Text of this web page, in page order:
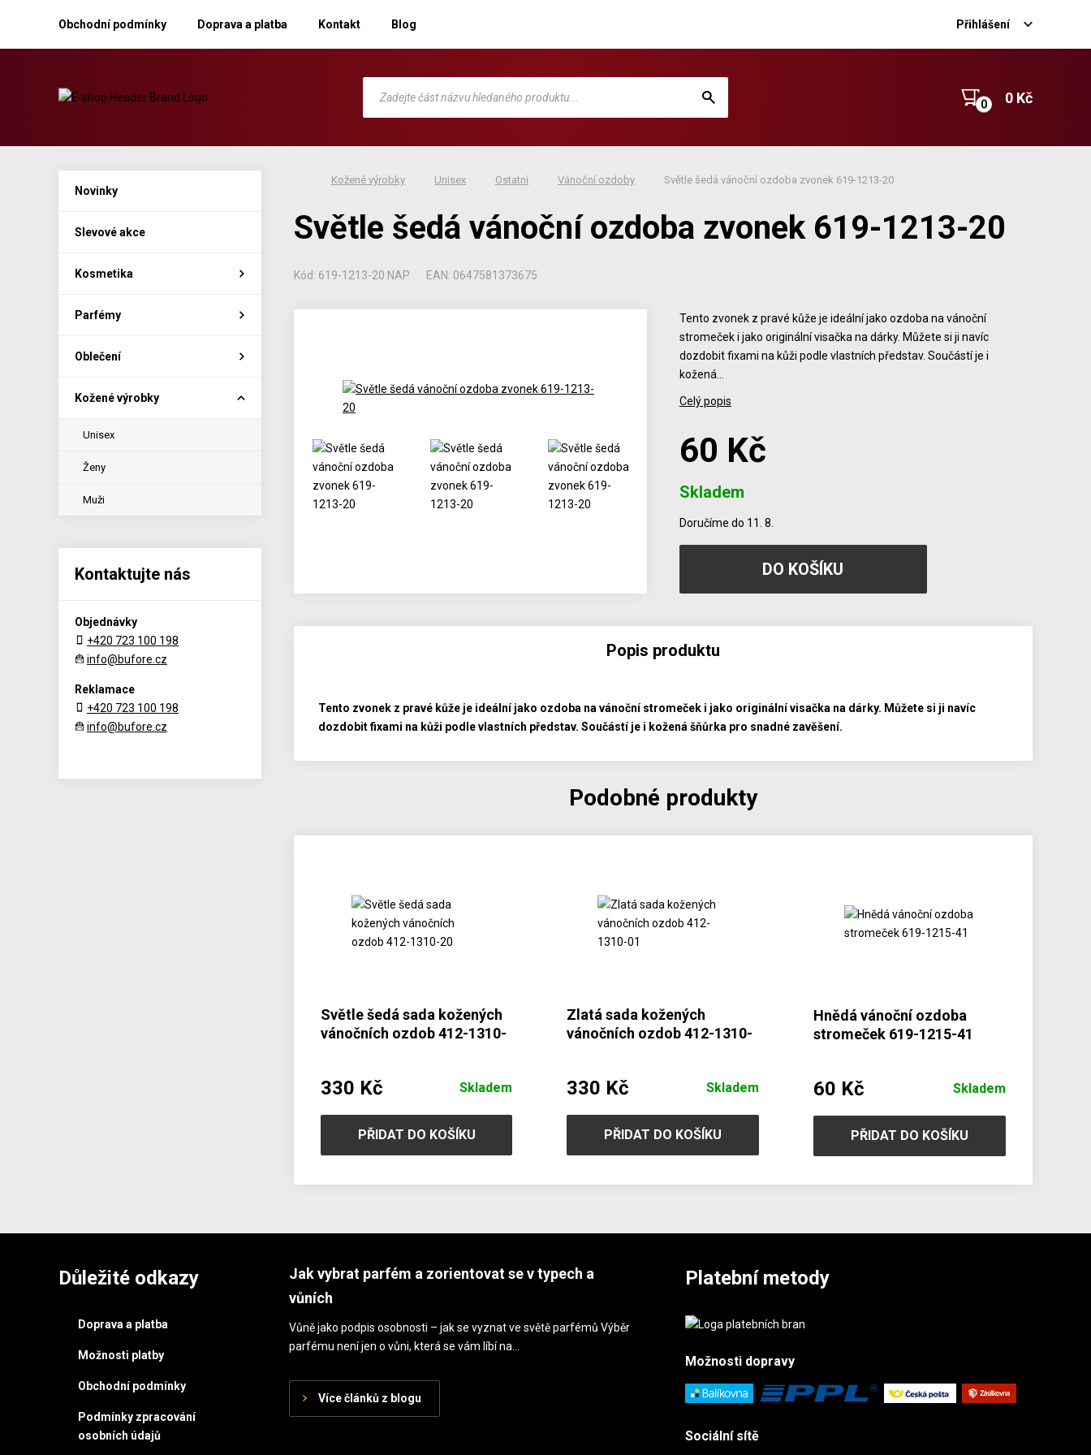
Obchodní podmínky Doprava a platba Kontakt Blog Přihlášení
0 Kč
Kožené výrobky Unisex Ostatní Vánoční ozdoby Světle šedá vánoční ozdoba zvonek 619-1213-20
Světle šedá vánoční ozdoba zvonek 619-1213-20
Kód: 619-1213-20 NAP EAN: 0647581373675
Tento zvonek z pravé kůže je ideální jako ozdoba na vánoční
stromeček i jako originální visačka na dárky. Můžete si ji navíc
dozdobit fixami na kůži podle vlastních představ. Součástí je i
kožená…
Celý popis
60 Kč
Skladem
Doručíme do 11. 8.
Popis produktu
Tento zvonek z pravé kůže je ideální jako ozdoba na vánoční stromeček i jako originální visačka na dárky. Můžete si ji navíc
dozdobit fixami na kůži podle vlastních představ. Součástí je i kožená šňůrka pro snadné zavěšení.
Podobné produkty
Světle šedá sada kožených
vánočních ozdob 412-1310-
330 Kč Skladem
PŘIDAT DO KOŠÍKU
Zlatá sada kožených
vánočních ozdob 412-1310-
330 Kč Skladem
PŘIDAT DO KOŠÍKU
Hnědá vánoční ozdoba
stromeček 619-1215-41
60 Kč Skladem
PŘIDAT DO KOŠÍKU
Novinky
Slevové akce
Kosmetika
Parfémy
Oblečení
Kožené výrobky
Unisex
Ženy
Muži
Kontaktujte nás
Objednávky
+420 723 100 198
info@bufore.cz
Reklamace
+420 723 100 198
info@bufore.cz
Důležité odkazy
Doprava a platba
Možnosti platby
Obchodní podmínky
Podmínky zpracování
osobních údajů
Jak vybrat parfém a zorientovat se v typech a
vůních
Vůně jako podpis osobnosti – jak se vyznat ve světě parfémů Výběr
parfému není jen o vůni, která se vám líbí na…
Více článků z blogu
Platební metody
Možnostidopravy
Sociální sítě